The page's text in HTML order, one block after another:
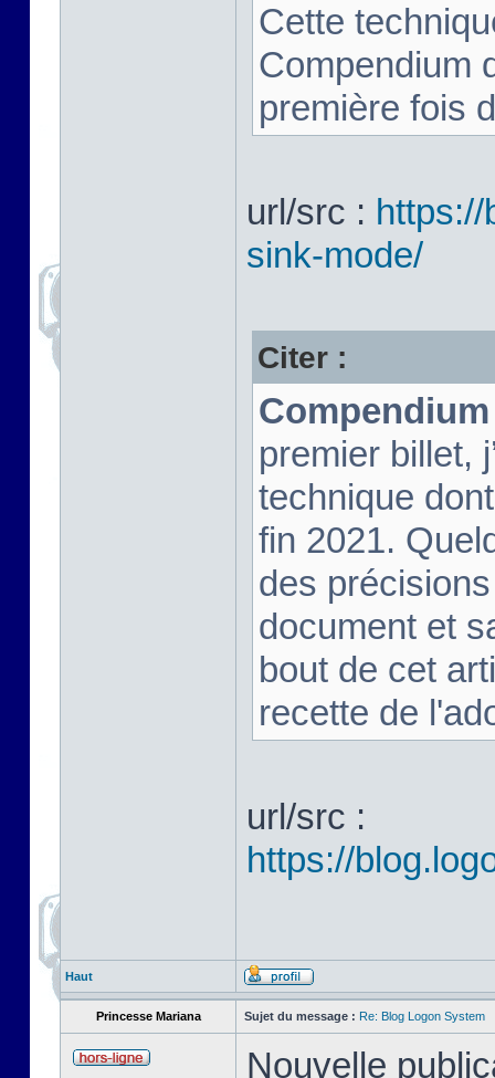
Cette
Compendium
première fois
url/src :
sink-mode/
Citer :
premier billet,
technique
fin 2021.
des
document et
bout de cet
recette de
url/src :
https://
Haut
Princesse Mariana Sujet du message : Re: Blog Logon System
Nouvelle